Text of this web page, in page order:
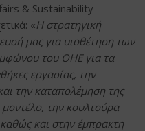
& Sustainability
«Η στρατηγική
μας για υιοθέτηση των
του ΟΗΕ για τα
εργασίας, την
την καταπολέμηση της
την κουλτούρα
και στην έμπρακτη